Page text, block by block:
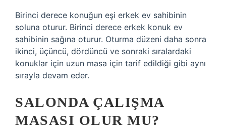
Birinci derece konuğun eşi erkek ev sahibinin
soluna oturur. Birinci derece erkek konuk ev
sahibinin sağına oturur. Oturma düzeni daha sonra
ikinci, üçüncü, dördüncü ve sonraki sıralardaki
konuklar için uzun masa için tarif edildiği gibi aynı
sırayla devam eder.
SALONDA ÇALIŞMA
MASASI OLUR MU?